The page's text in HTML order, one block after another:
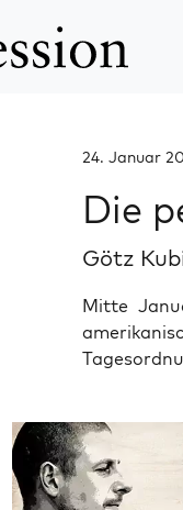
24. Januar
Die
Götz
Mitte